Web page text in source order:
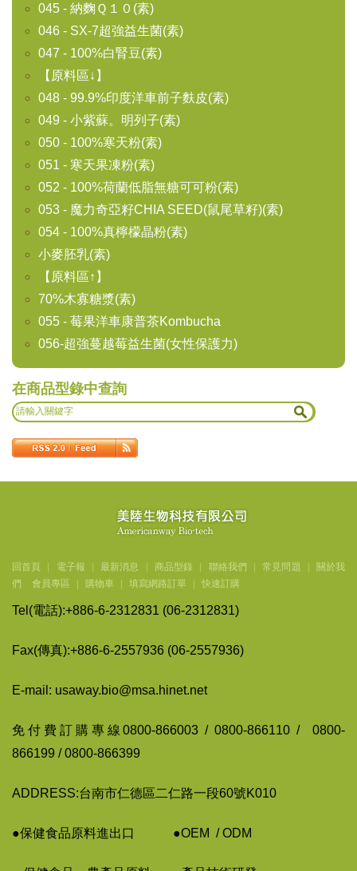
045 - 納麴Ｑ１０(素)
046 - SX-7超強益生菌(素)
047 - 100%白腎豆(素)
【原料區↓】
048 - 99.9%印度洋車前子麩皮(素)
049 - 小紫蘇。明列子(素)
050 - 100%寒天粉(素)
051 - 寒天果凍粉(素)
052 - 100%荷蘭低脂無糖可可粉(素)
053 - 魔力奇亞籽CHIA SEED(鼠尾草籽)(素)
054 - 100%真檸檬晶粉(素)
小麥胚乳(素)
【原料區↑】
70%木寡糖漿(素)
055 - 莓果洋車康普茶Kombucha
056-超強蔓越莓益生菌(女性保護力)
在商品型錄中查詢
回首頁 | 電子報 | 最新消息 | 商品型錄 | 聯絡我們 | 常見問題 |
關於我
們
會員專區 | 購物車 | 填寫網路訂單 | 快速訂購
Tel(電話):+886-6-2312831 (06-2312831)
Fax(傳真):+886-6-2557936 (06-2557936)
E-mail: usaway.bio@msa.hinet.net
免付費訂購專線0800-866003 / 0800-866110 / 0800-
866199 / 0800-866399
ADDRESS:台南市仁德區二仁路一段60號K010
●保健食品原料進出口 ●OEM / ODM